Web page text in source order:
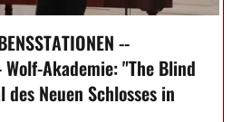
--
Akademie: "The Blind
Neuen Schlosses in